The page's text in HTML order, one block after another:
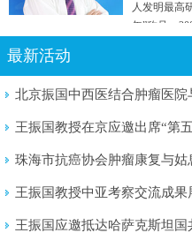
人发明最高
年”称号；
项目。曾参
最新活动
北京振国中西医结合肿瘤医院
王振国教授在京应邀出席“第
珠海市抗癌协会肿瘤康复与
王振国教授中亚考察交流成果
王振国应邀抵达哈萨克斯坦